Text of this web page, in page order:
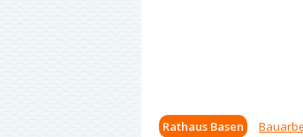
Rathaus Basen